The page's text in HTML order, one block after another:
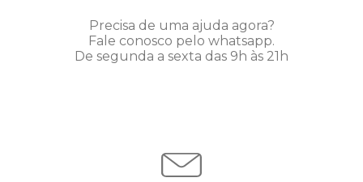
Precisa de uma ajuda agora?
Fale conosco pelo whatsapp.
De segunda a sexta das 9h às 21h